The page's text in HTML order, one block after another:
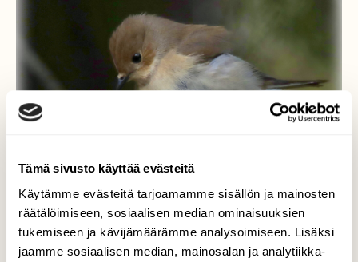
Tämä sivusto käyttää evästeitä
Käytämme evästeitä tarjoamamme sisällön ja mainosten
räätälöimiseen, sosiaalisen median ominaisuuksien
tukemiseen ja kävijämäärämme analysoimiseen. Lisäksi
jaamme sosiaalisen median, mainosalan ja analytiikka-